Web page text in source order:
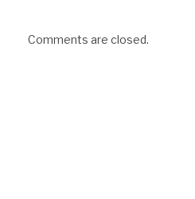
Comments are closed.